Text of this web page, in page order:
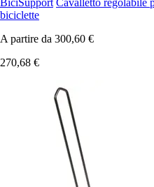
biciclette
A partire da 300,60 €
270,68 €